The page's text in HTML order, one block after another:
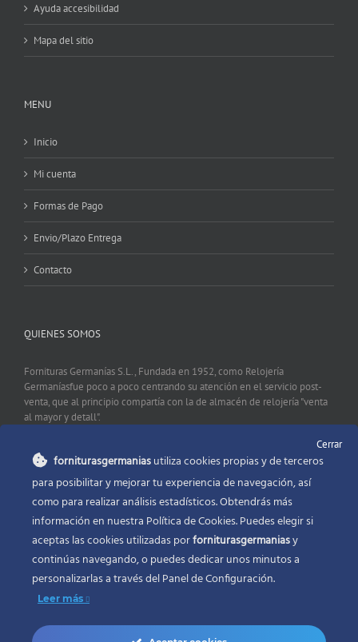
Ayuda accesibilidad
Mapa del sitio
MENU
Inicio
Mi cuenta
Formas de Pago
Envio/Plazo Entrega
Contacto
QUIENES SOMOS
Fornituras Germanías S.L., Fundada en 1952, como Relojería
Germaníasfue poco a poco centrando su atención en el servicio post-
venta, que al principio compartía con la de almacén de relojería "venta
al mayor y detall".
CONTACTO
Fornituras Germanías, Calle Sevilla 2, 46006 Valencia España
Phone:96 341 53 35
Email:info@forniturasgermanias.com
Cerrar
forniturasgermaniasutiliza cookies propias y de terceros
para posibilitar y mejorar tu experiencia de navegación, así
como para realizar análisis estadísticos. Obtendrás más
información en nuestra Política de Cookies. Puedes elegir si
aceptas las cookies utilizadas porforniturasgermaniasy
continúas navegando, o puedes dedicar unos minutos a
personalizarlas a través delPanel de Configuración.
Leer más